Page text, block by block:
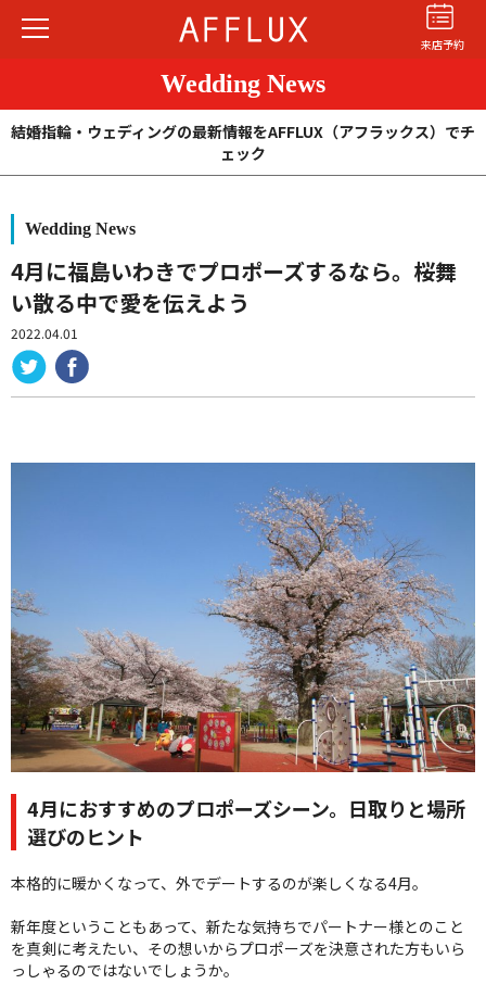
来店予約
セットリング
商品カテゴリ
ショップ
AFFLUXについて
お役立ち記事
フェア・ニュース
ブログ・お客様の声
カタログ請求
06-7777-7370
お問い合わせ|プライバシーポリシー
Wedding News
結婚指輪・ウェディングの最新情報をAFFLUX（アフラックス）でチ
ェック
Wedding News
4月に福島いわきでプロポーズするなら。桜舞
い散る中で愛を伝えよう
2022.04.01
4月におすすめのプロポーズシーン。日取りと場所
選びのヒント
本格的に暖かくなって、外でデートするのが楽しくなる4月。
新年度ということもあって、新たな気持ちでパートナー様とのこと
を真剣に考えたい、その想いからプロポーズを決意された方もいら
っしゃるのではないでしょうか。